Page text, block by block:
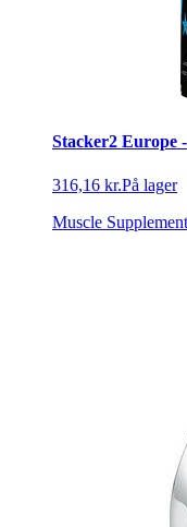
Stacker2 Europe
316,16 kr.På lager
Muscle